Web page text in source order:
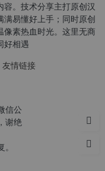
。技术分享主打原创汉
易懂好上手；同时原创
素热血时光。这里无商
好相遇
友情链接
信公
谢绝